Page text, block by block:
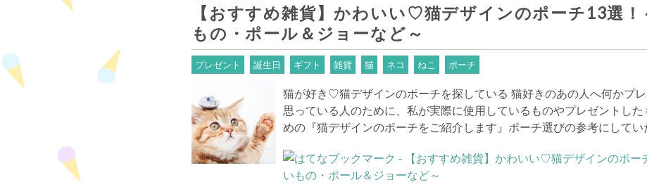
【おすすめ雑貨】かわいい♡猫デザインのポーチ13選！
もの・ポール＆ジョーなど～
プレゼント 誕生日 ギフト 雑貨 猫 ネコ ねこ ポーチ
猫が好き♡猫デザインのポーチを探している 猫好きのあの人へ何かプ
思っている人のために、私が実際に使用しているものやプレゼントし
めの『猫デザインのポーチをご紹介します』ポーチ選びの参考にして